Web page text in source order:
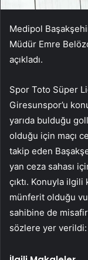
Medipol
Müdür Emre
açıkladı.
Spor Toto Süper
Giresunspor’u
yarıda bulduğu
olduğu için maçı
takip eden
yan ceza sahası
çıktı. Konuyla ilgili
münferit olduğu
sahibine de
sözlere yer verildi: